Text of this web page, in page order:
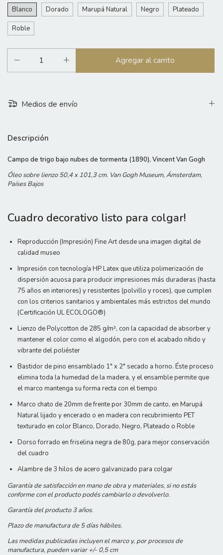
Blanco
Dorado Marupá Natural Negro Plateado
Roble
Medios de envío
Descripción
Campo de trigo bajo nubes de tormenta (1890), Vincent Van Gogh
Óleo sobre lienzo 50,4 x 101,3 cm. Van Gogh Museum, Ámsterdam,
Países Bajos
Cuadro decorativo listo para colgar!
Reproducción (Impresión) Fine Art desde una imagen digital de
calidad museo
Impresión con tecnología HP Latex que utiliza polimerización de
dispersión acuosa para producir impresiones más duraderas (hasta
75 años en interiores) y resistentes (polvillo y roces), que cumplen
con los criterios sanitarios y ambientales más estrictos del mundo
(Certificación UL ECOLOGO®)
Lienzo de Polycotton de 285 g/m², con la capacidad de absorber y
mantener el color como el algodón, pero con el acabado nítido y
vibrante del poliéster
Bastidor de pino ensamblado 1" x 2" secado a horno. Éste proceso
elimina toda la humedad de la madera, y el ensamble permite que
el marco mantenga su forma recta con el tiempo
Marco chato de 20mm de frente por 30mm de canto, en Marupá
Natural lijado y encerado o en madera con recubrimiento PET
texturado en color Blanco, Dorado, Negro, Plateado o Roble
Dorso forrado en friselina negra de 80g, para mejor conservación
del cuadro
Alambre de 3 hilos de acero galvanizado para colgar
Garantía de satisfacción en mano de obra y materiales, si no estás
conforme con el producto podés cambiarlo o devolverlo.
Garantía del producto 3 años.
Plazo de manufactura de 5 días hábiles.
Las medidas publicadas incluyen el marco y, por procesos de
manufactura, pueden variar +/- 0,5 cm